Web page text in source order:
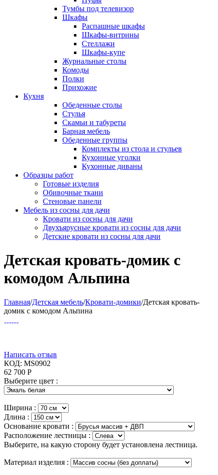
Тумбы под телевизор
Шкафы
Распашные шкафы
Шкафы-витрины
Стеллажи
Шкафы-купе
Журнальные столы
Комоды
Полки
Прихожие
Кухня
Обеденные столы
Стулья
Скамьи и табуреты
Барная мебель
Обеденные группы
Комплекты из стола и стульев
Кухонные уголки
Кухонные диваны
Образцы работ
Готовые изделия
Обивочные ткани
Стеновые панели
Мебель из сосны для дачи
Кровати из сосны для дачи
Двухъярусные кровати из сосны для дачи
Детские кровати из сосны для дачи
Детская кровать-домик с
комодом Альпина
Главная/Детская мебель/Кровати-домики/Детская кровать-
домик с комодом Альпина
Написать отзыв
КОД: MS0902
62 700 Р
Выберите цвет :
Ширина :
Длина :
Основание кровати :
Расположение лестницы :
Выберите, на какую сторону будет установлена лестница.
Материал изделия :